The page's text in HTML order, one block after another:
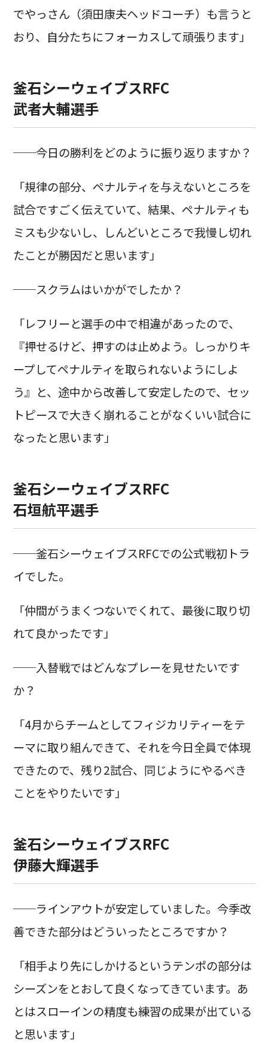
でやっさん（須田康夫ヘッドコーチ）も言うと
おり、自分たちにフォーカスして頑張ります」
釜石シーウェイブスRFC
武者大輔選手
──今日の勝利をどのように振り返りますか？
「規律の部分、ペナルティを与えないところを
試合ですごく伝えていて、結果、ペナルティも
ミスも少ないし、しんどいところで我慢し切れ
たことが勝因だと思います」
──スクラムはいかがでしたか？
「レフリーと選手の中で相違があったので、
『押せるけど、押すのは止めよう。しっかりキ
ープしてペナルティを取られないようにしよ
う』と、途中から改善して安定したので、セッ
トピースで大きく崩れることがなくいい試合に
なったと思います」
釜石シーウェイブスRFC
石垣航平選手
──釜石シーウェイブスRFCでの公式戦初トラ
イでした。
「仲間がうまくつないでくれて、最後に取り切
れて良かったです」
──入替戦ではどんなプレーを見せたいです
か？
「4月からチームとしてフィジカリティーをテ
ーマに取り組んできて、それを今日全員で体現
できたので、残り2試合、同じようにやるべき
ことをやりたいです」
釜石シーウェイブスRFC
伊藤大輝選手
──ラインアウトが安定していました。今季改
善できた部分はどういったところですか？
「相手より先にしかけるというテンポの部分は
シーズンをとおして良くなってきています。あ
とはスローインの精度も練習の成果が出ている
と思います」